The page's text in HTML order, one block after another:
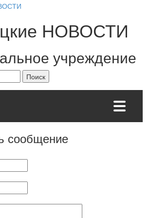
НОВОСТИ
учреждение
сообщение